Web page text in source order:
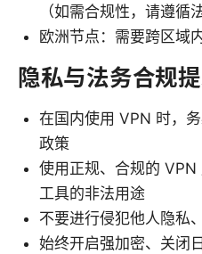
（如需合规性，请遵循
欧洲节点：需要跨区域
隐私与法务合规
在国内使用 VPN 时，
政策
使用正规、合规的
工具的非法用途
不要进行侵犯他人隐私
始终开启强加密、关闭